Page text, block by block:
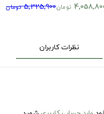
تومان5,325,900 تومان
نظرات کاربران